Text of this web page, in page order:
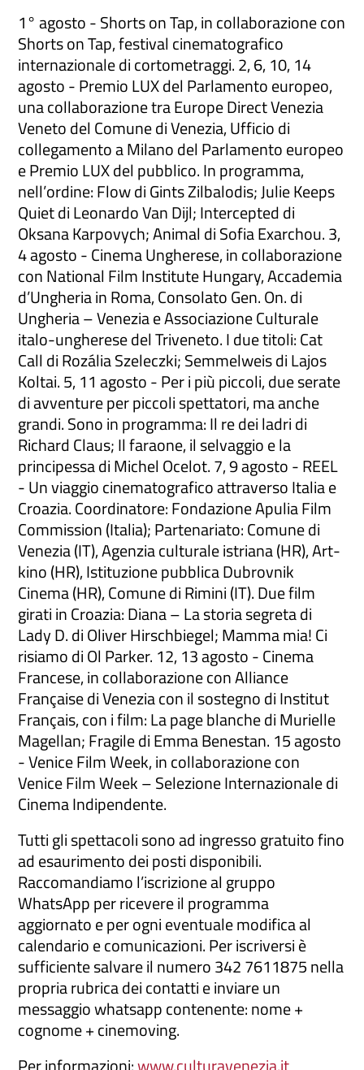
1° agosto - Shorts on Tap, in collaborazione con
Shorts on Tap, festival cinematografico
internazionale di cortometraggi. 2, 6, 10, 14
agosto - Premio LUX del Parlamento europeo,
una collaborazione tra Europe Direct Venezia
Veneto del Comune di Venezia, Ufficio di
collegamento a Milano del Parlamento europeo
e Premio LUX del pubblico. In programma,
nell’ordine: Flow di Gints Zilbalodis; Julie Keeps
Quiet di Leonardo Van Dijl; Intercepted di
Oksana Karpovych; Animal di Sofia Exarchou. 3,
4 agosto - Cinema Ungherese, in collaborazione
con National Film Institute Hungary, Accademia
d’Ungheria in Roma, Consolato Gen. On. di
Ungheria – Venezia e Associazione Culturale
italo-ungherese del Triveneto. I due titoli: Cat
Call di Rozália Szeleczki; Semmelweis di Lajos
Koltai. 5, 11 agosto - Per i più piccoli, due serate
di avventure per piccoli spettatori, ma anche
grandi. Sono in programma: Il re dei ladri di
Richard Claus; Il faraone, il selvaggio e la
principessa di Michel Ocelot. 7, 9 agosto - REEL
- Un viaggio cinematografico attraverso Italia e
Croazia. Coordinatore: Fondazione Apulia Film
Commission (Italia); Partenariato: Comune di
Venezia (IT), Agenzia culturale istriana (HR), Art-
kino (HR), Istituzione pubblica Dubrovnik
Cinema (HR), Comune di Rimini (IT). Due film
girati in Croazia: Diana – La storia segreta di
Lady D. di Oliver Hirschbiegel; Mamma mia! Ci
risiamo di Ol Parker. 12, 13 agosto - Cinema
Francese, in collaborazione con Alliance
Française di Venezia con il sostegno di Institut
Français, con i film: La page blanche di Murielle
Magellan; Fragile di Emma Benestan. 15 agosto
- Venice Film Week, in collaborazione con
Venice Film Week – Selezione Internazionale di
Cinema Indipendente.
Tutti gli spettacoli sono ad ingresso gratuito fino
ad esaurimento dei posti disponibili.
Raccomandiamo l’iscrizione al gruppo
WhatsApp per ricevere il programma
aggiornato e per ogni eventuale modifica al
calendario e comunicazioni. Per iscriversi è
sufficiente salvare il numero 342 7611875 nella
propria rubrica dei contatti e inviare un
messaggio whatsapp contenente: nome +
cognome + cinemoving.